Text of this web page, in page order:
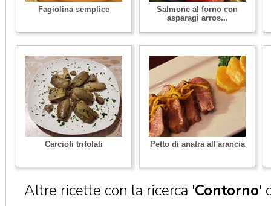
Fagiolina semplice
Salmone al forno con
asparagi arros...
Carciofi trifolati Petto di anatra all'arancia
Altre ricette con la ricerca 'Contorno'